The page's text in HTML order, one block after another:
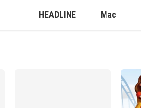
HEADLINE Mac